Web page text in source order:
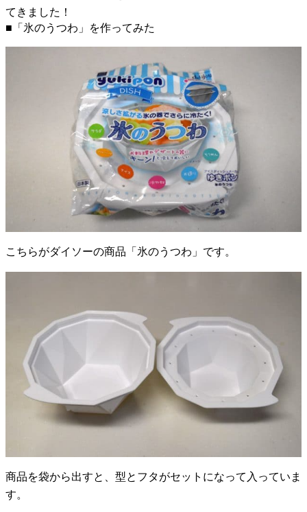
てきました！
■「氷のうつわ」を作ってみた
こちらがダイソーの商品「氷のうつわ」です。
商品を袋から出すと、型とフタがセットになって入っていま
す。